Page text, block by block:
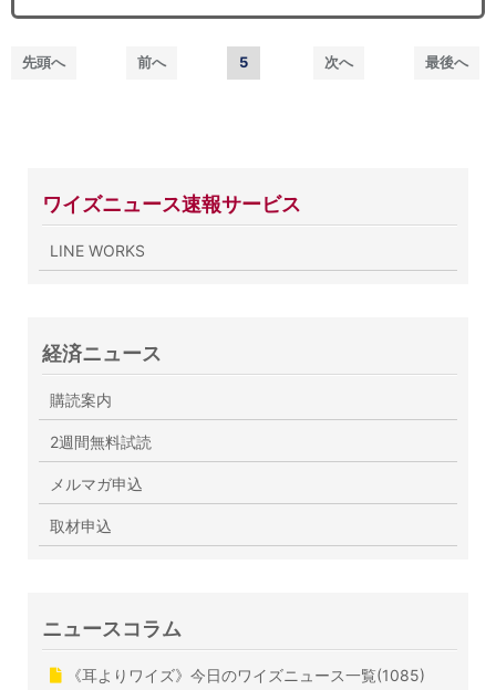
先頭へ 前へ 5 次へ 最後へ
ワイズニュース速報サービス
LINE WORKS
経済ニュース
購読案内
2週間無料試読
メルマガ申込
取材申込
ニュースコラム
《耳よりワイズ》今日のワイズニュース一覧(1085)